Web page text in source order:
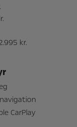
kr.
CarPlay